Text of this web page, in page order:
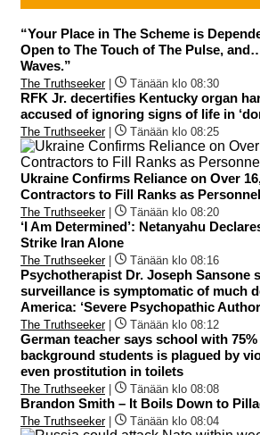
“Your Place in The Scheme is
Open to The Touch of The Pulse,
Waves.”
The Truthseeker| Tänään klo 08:30
RFK Jr. decertifies Kentucky organ
accused of ignoring signs of life in
The Truthseeker| Tänään klo 08:25
Ukraine Confirms Reliance on Over
Contractors to Fill Ranks as
The Truthseeker| Tänään klo 08:20
‘I Am Determined’: Netanyahu
Strike Iran Alone
The Truthseeker| Tänään klo 08:16
Psychotherapist Dr. Joseph Sansone
surveillance is symptomatic of much
America: ‘Severe Psychopathic
The Truthseeker| Tänään klo 08:12
German teacher says school with
background students is plagued by
even prostitution in toilets
The Truthseeker| Tänään klo 08:08
Brandon Smith – It Boils Down to
The Truthseeker| Tänään klo 08:04